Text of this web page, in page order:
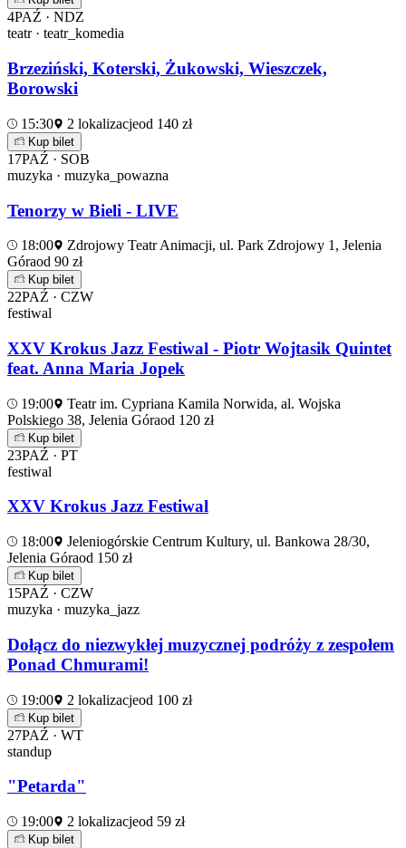
4PAŹ · NDZ
teatr · teatr_komedia
Brzeziński, Koterski, Żukowski, Wieszczek,
Borowski
15:30 2 lokalizacjeod 140 zł
Kup bilet
17PAŹ · SOB
muzyka · muzyka_powazna
Tenorzy w Bieli - LIVE
18:00
Zdrojowy Teatr Animacji, ul. Park Zdrojowy 1, Jelenia
Góraod 90 zł
Kup bilet
22PAŹ · CZW
festiwal
XXV Krokus Jazz Festiwal - Piotr Wojtasik Quintet
feat. Anna Maria Jopek
19:00
Teatr im. Cypriana Kamila Norwida, al. Wojska
Polskiego 38, Jelenia Góraod 120 zł
Kup bilet
23PAŹ · PT
festiwal
XXV Krokus Jazz Festiwal
18:00
Jeleniogórskie Centrum Kultury, ul. Bankowa 28/30,
Jelenia Góraod 150 zł
Kup bilet
15PAŹ · CZW
muzyka · muzyka_jazz
Dołącz do niezwykłej muzycznej podróży z zespołem
Ponad Chmurami!
19:00 2 lokalizacjeod 100 zł
Kup bilet
27PAŹ · WT
standup
"Petarda"
19:00 2 lokalizacjeod 59 zł
Kup bilet